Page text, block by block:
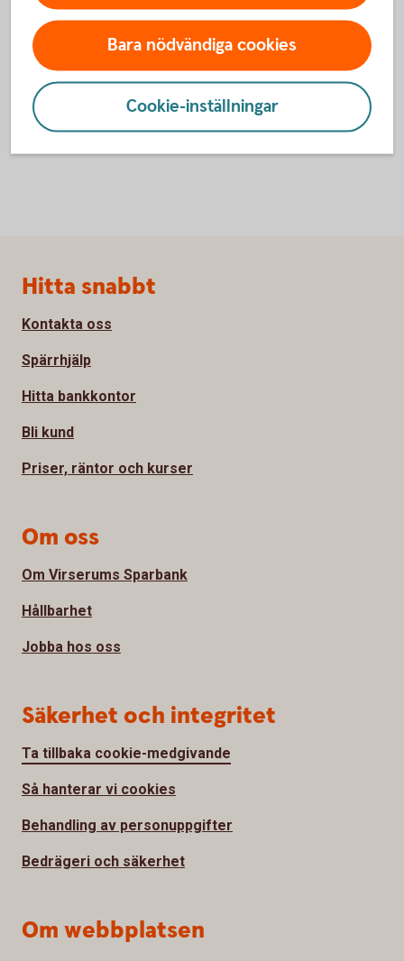
Mer information
Stockholmsbörsen
Bara nödvändiga cookies
Cookie-inställningar
Sidfot
Hitta snabbt
Kontakta oss
Spärrhjälp
Hitta bankkontor
Bli kund
Priser, räntor och kurser
Om oss
Om Virserums Sparbank
Hållbarhet
Jobba hos oss
Säkerhet och integritet
Ta tillbaka cookie-medgivande
Så hanterar vi cookies
Behandling av personuppgifter
Bedrägeri och säkerhet
Om webbplatsen